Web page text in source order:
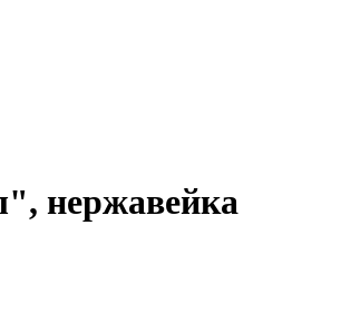
нержавейка